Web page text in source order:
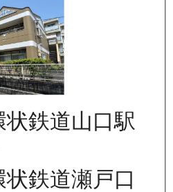
状鉄道山口駅
状鉄道瀬戸口